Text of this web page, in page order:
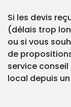
Si les devis
(délais trop
ou si vous
de
service conseil
local depuis